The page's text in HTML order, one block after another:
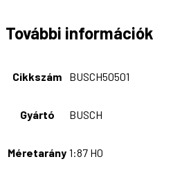
További információk
Cikkszám BUSCH50501
Gyártó BUSCH
Méretarány 1:87 H0